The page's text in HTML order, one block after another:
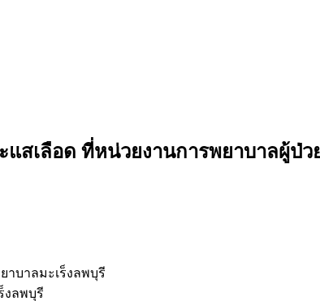
เลือด ที่หน่วยงานการพยาบาลผู้ป่ว
บาลมะเร็งลพบุรี
งลพบุรี